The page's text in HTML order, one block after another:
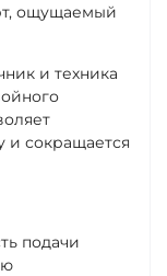
ощущаемый
и техника
и сокращается
подачи